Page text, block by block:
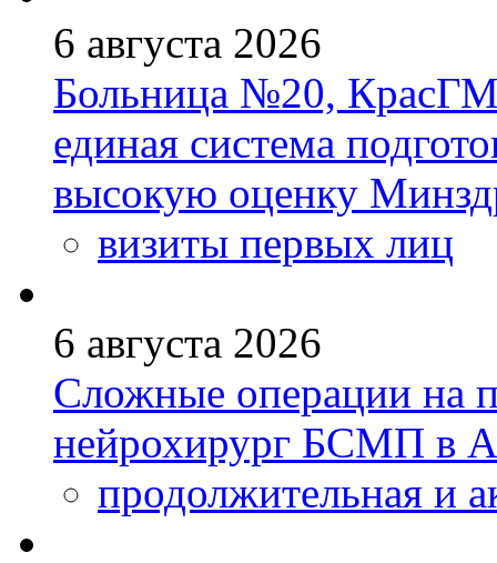
6 августа 2026
Больница №20,
единая система
высокую оценку
визиты первых лиц
6 августа 2026
Сложные операции на
нейрохирург БСМП в
продолжительная и